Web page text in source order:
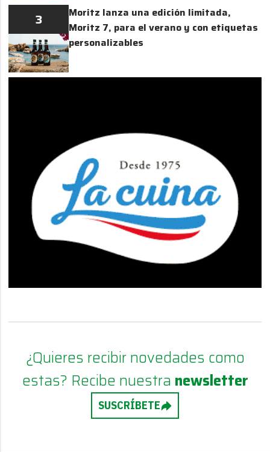
3
Moritz lanza una edición limitada,
Moritz 7, para el verano y con etiquetas
personalizables
¿Quieres recibir novedades como
estas? Recibe nuestra newsletter
SUSCRÍBETE